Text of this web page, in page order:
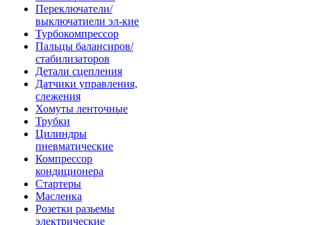
Переключатели/
выключатиели эл-кие
Турбокомпрессор
Пальцы балансиров/
стабилизаторов
Детали сцепления
Датчики управления,
слежения
Хомуты ленточные
Трубки
Цилиндры
пневматические
Компрессор
кондиционера
Стартеры
Масленка
Розетки разьемы
электрические